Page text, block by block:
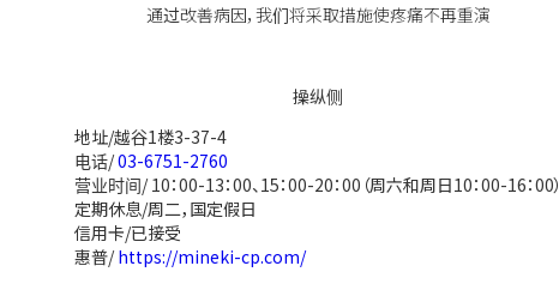
通过改善病因，我们将采取措施使疼痛不再重演
操纵侧
地址/越谷1楼3-37-4
电话/03-6751-2760
营业时间/ 10：00-13：00、15：00-20：00（周六和周日10：00-16：00）
定期休息/周二，国定假日
信用卡/已接受
惠普/https://mineki-cp.com/